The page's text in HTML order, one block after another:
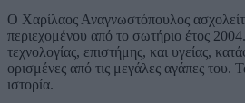
Ο Χαρίλαος Αναγνωστόπουλος
περιεχομένου από το σωτήριο έτος
τεχνολογίας, επιστήμης, και υγείας,
ορισμένες από τις μεγάλες αγάπες του.
ιστορία.